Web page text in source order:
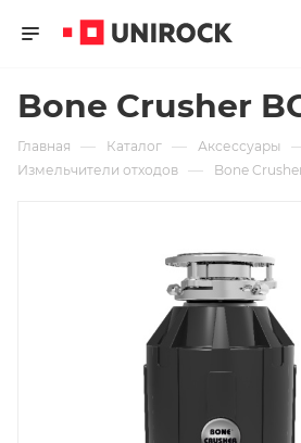
Bone Crusher
Главная — Каталог — Аксессуары
Измельчители отходов — Bone